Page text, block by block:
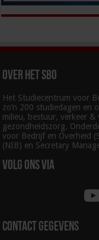
Over het SBO
Het Studiecentrum voor
zo’n 200 studiedagen en
milieu, bestuur, verkeer &
gezondheidszorg.
voor Bedrijf en Overheid
(NIB) en Secretary
Volg ons via
Contact gegevens